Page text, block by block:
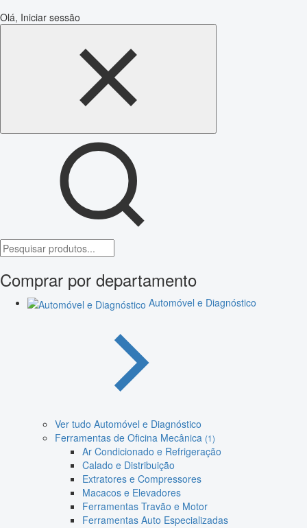
Olá, Iniciar sessão
Comprar por departamento
Automóvel e Diagnóstico
Ver tudo Automóvel e Diagnóstico
Ferramentas de Oficina Mecânica (1)
Ar Condicionado e Refrigeração
Calado e Distribuição
Extratores e Compressores
Macacos e Elevadores
Ferramentas Travão e Motor
Ferramentas Auto Especializadas